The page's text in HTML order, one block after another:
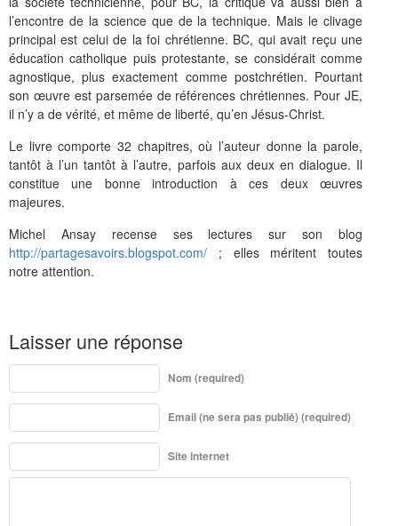
l’encontre de la science que de la technique. Mais le clivage
principal est celui de la foi chrétienne. BC, qui avait reçu une
éducation catholique puis protestante, se considérait comme
agnostique, plus exactement comme postchrétien. Pourtant
son œuvre est parsemée de références chrétiennes. Pour JE,
il n’y a de vérité, et même de liberté, qu’en Jésus-Christ.
Le livre comporte 32 chapitres, où l’auteur donne la parole,
tantôt à l’un tantôt à l’autre, parfois aux deux en dialogue. Il
constitue une bonne introduction à ces deux œuvres
majeures.
Michel Ansay recense ses lectures sur son blog
http://partagesavoirs.blogspot.com/ ; elles méritent toutes
notre attention.
Laisser une réponse
Nom (required)
Email (ne sera pas publié) (required)
Site internet